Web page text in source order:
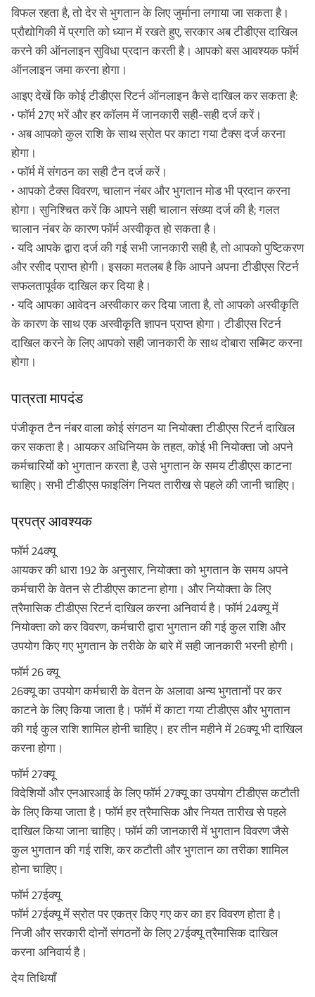
विफल रहता है, तो देर से भुगतान के लिए जुर्माना लगाया जा सकता है।
प्रौद्योगिकी में प्रगति को ध्यान में रखते हुए, सरकार अब टीडीएस दाखिल
करने की ऑनलाइन सुविधा प्रदान करती है। आपको बस आवश्यक फॉर्म
ऑनलाइन जमा करना होगा।
आइए देखें कि कोई टीडीएस रिटर्न ऑनलाइन कैसे दाखिल कर सकता है:
• फॉर्म 27ए भरें और हर कॉलम में जानकारी सही-सही दर्ज करें।
• अब आपको कुल राशि के साथ स्रोत पर काटा गया टैक्स दर्ज करना
होगा।
• फॉर्म में संगठन का सही टैन दर्ज करें।
• आपको टैक्स विवरण, चालान नंबर और भुगतान मोड भी प्रदान करना
होगा। सुनिश्चित करें कि आपने सही चालान संख्या दर्ज की है; गलत
चालान नंबर के कारण फॉर्म अस्वीकृत हो सकता है।
• यदि आपके द्वारा दर्ज की गई सभी जानकारी सही है, तो आपको पुष्टिकरण
और रसीद प्राप्त होगी। इसका मतलब है कि आपने अपना टीडीएस रिटर्न
सफलतापूर्वक दाखिल कर दिया है।
• यदि आपका आवेदन अस्वीकार कर दिया जाता है, तो आपको अस्वीकृति
के कारण के साथ एक अस्वीकृति ज्ञापन प्राप्त होगा। टीडीएस रिटर्न
दाखिल करने के लिए आपको सही जानकारी के साथ दोबारा सब्मिट करना
होगा।
पात्रता मापदंड
पंजीकृत टैन नंबर वाला कोई संगठन या नियोक्ता टीडीएस रिटर्न दाखिल
कर सकता है। आयकर अधिनियम के तहत, कोई भी नियोक्ता जो अपने
कर्मचारियों को भुगतान करता है, उसे भुगतान के समय टीडीएस काटना
चाहिए। सभी टीडीएस फाइलिंग नियत तारीख से पहले की जानी चाहिए।
प्रपत्र आवश्यक
फॉर्म 24क्यू
आयकर की धारा 192 के अनुसार, नियोक्ता को भुगतान के समय अपने
कर्मचारी के वेतन से टीडीएस काटना होगा। और नियोक्ता के लिए
त्रैमासिक टीडीएस रिटर्न दाखिल करना अनिवार्य है। फॉर्म 24क्यू में
नियोक्ता को कर विवरण, कर्मचारी द्वारा भुगतान की गई कुल राशि और
उपयोग किए गए भुगतान के तरीके के बारे में सही जानकारी भरनी होगी।
फॉर्म 26 क्यू
26क्यू का उपयोग कर्मचारी के वेतन के अलावा अन्य भुगतानों पर कर
काटने के लिए किया जाता है। फॉर्म में काटा गया टीडीएस और भुगतान
की गई कुल राशि शामिल होनी चाहिए। हर तीन महीने में 26क्यू भी दाखिल
करना होगा।
फॉर्म 27क्यू
विदेशियों और एनआरआई के लिए फॉर्म 27क्यू का उपयोग टीडीएस कटौती
के लिए किया जाता है। फॉर्म हर त्रैमासिक और नियत तारीख से पहले
दाखिल किया जाना चाहिए। फॉर्म की जानकारी में भुगतान विवरण जैसे
कुल भुगतान की गई राशि, कर कटौती और भुगतान का तरीका शामिल
होना चाहिए।
फॉर्म 27ईक्यू
फॉर्म 27ईक्यू में स्रोत पर एकत्र किए गए कर का हर विवरण होता है।
निजी और सरकारी दोनों संगठनों के लिए 27ईक्यू त्रैमासिक दाखिल
करना अनिवार्य है।
देय तिथियाँ